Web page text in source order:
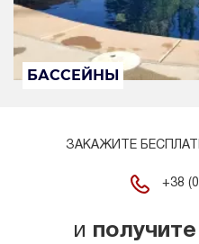
БАССЕЙНЫ
ЗАКАЖИТЕ
+38
и